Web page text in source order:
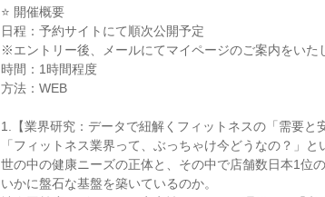
⭐ 開催概要
日程：予約サイトにて順次公開予定
※エントリー後、メールにてマイページのご案内をいた
時間：1時間程度
方法：WEB
1.【業界研究：データで紐解くフィットネスの「需要と
「フィットネス業界って、ぶっちゃけ今どうなの？」と
世の中の健康ニーズの正体と、その中で店舗数日本1位
いかに盤石な基盤を築いているのか。